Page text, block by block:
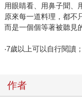
用眼睛看、用鼻子聞、
原來每一道料理，都不
而是一個個等著被聽見
‧7歲以上可以自行閱讀
作者